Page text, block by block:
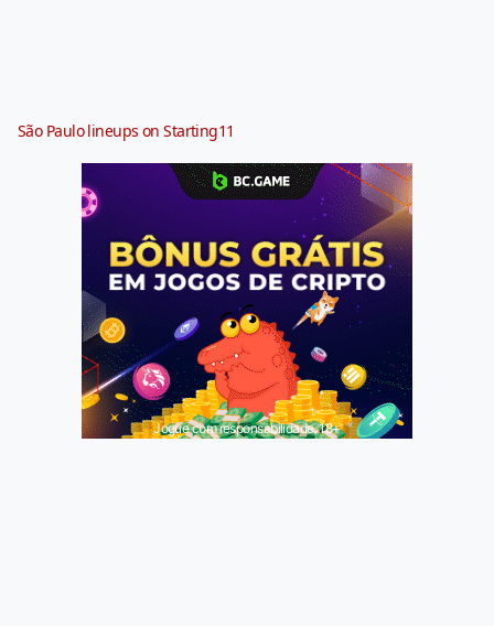
São Paulo lineups on Starting11
Jogue com responsabilidade. 18+